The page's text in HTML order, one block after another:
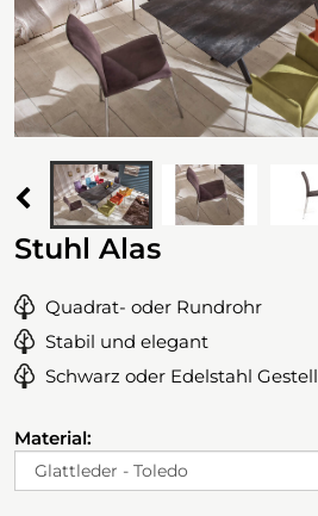
Stuhl Alas
Quadrat- oder Rundrohr
Stabil und elegant
Schwarz oder Edelstahl Gestell
Material: